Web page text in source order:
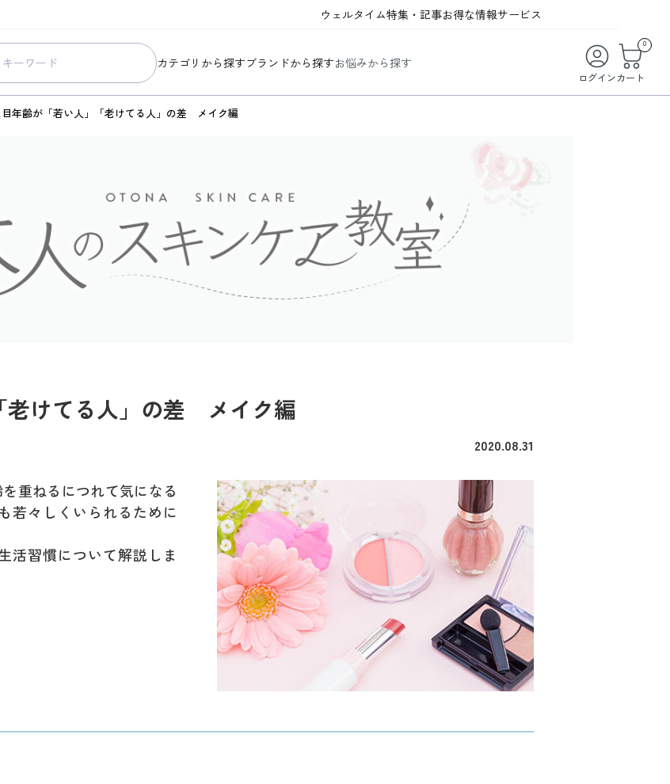
ログイン
0
カート
ウェルタイム
ビューティータイム
ヘルスケアタイム
特集・記事
WELMAG
お得な情報
WEB限定/期間限定キャンペーン
まとめ買い商品
サービス
メンバーシッププログラム
LINEお友達登録
カテゴリから探す
メイク
美容・健康グッズ
暮らしの雑貨
すべての商品
ブランドから探す
ひざサポートコラーゲン
ケール青汁
お悩みから探す
目年齢が「若い人」「老けてる人」の差 メイク編
老けてる人」の差 メイク編
2020.08.31
重ねるにつれて気になる
若々しくいられるために
活習慣について解説しま